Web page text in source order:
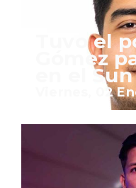
Tuvo el
Gómez
en el
Viernes, 02